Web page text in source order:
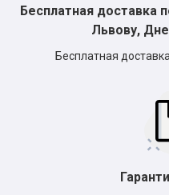
Бесплатная доставка
Львову,
Бесплатная